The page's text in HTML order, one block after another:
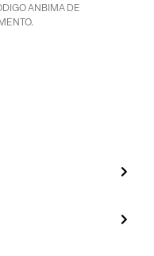
ANBIMA DE